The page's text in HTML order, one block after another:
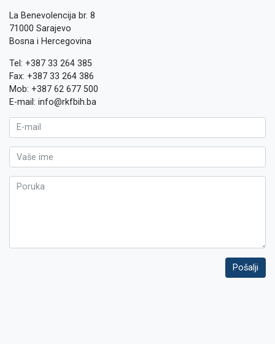
La Benevolencija br. 8
71000 Sarajevo
Bosna i Hercegovina
Tel: +387 33 264 385
Fax: +387 33 264 386
Mob: +387 62 677 500
E-mail: info@rkfbih.ba
Pošalji